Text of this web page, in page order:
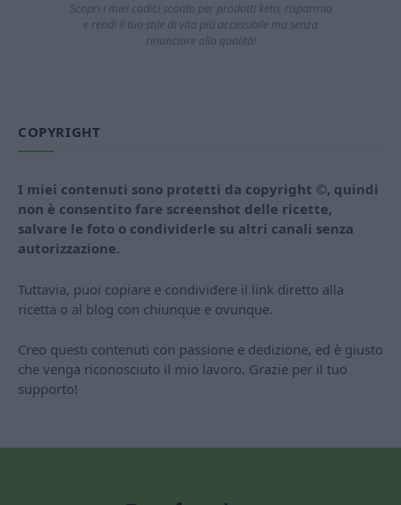
Scopri i miei codici sconto per prodotti keto, risparmia
e rendi il tuo stile di vita più accessibile ma senza
rinunciare alla qualità!
COPYRIGHT
I miei contenuti sono protetti da copyright ©, quindi
non è consentito fare screenshot delle ricette,
salvare le foto o condividerle su altri canali senza
autorizzazione.
Tuttavia, puoi copiare e condividere il link diretto alla
ricetta o al blog con chiunque e ovunque.
Creo questi contenuti con passione e dedizione, ed è giusto
che venga riconosciuto il mio lavoro. Grazie per il tuo
supporto!